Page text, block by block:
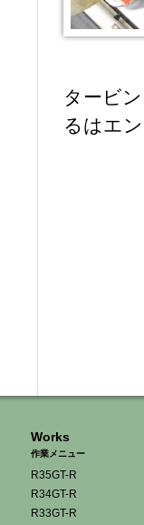
タービ
るはエ
Works
作業メニュー
R35GT-R
R34GT-R
R33GT-R